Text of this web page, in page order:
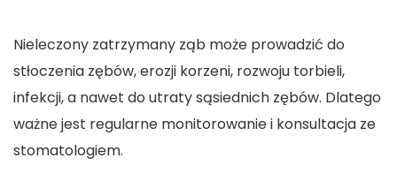
Nieleczony zatrzymany ząb może prowadzić do
stłoczenia zębów, erozji korzeni, rozwoju torbieli,
infekcji, a nawet do utraty sąsiednich zębów. Dlatego
ważne jest regularne monitorowanie i konsultacja ze
stomatologiem.